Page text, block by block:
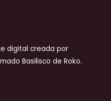
digital creada por
Basilisco de Roko.